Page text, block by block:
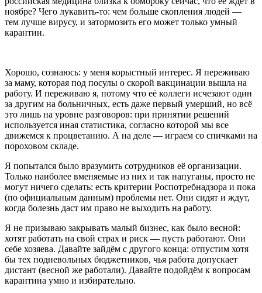
ноябре? Чего лукавить-то: чем больше скопления людей —
тем лучше вирусу, и затормозить его может только умный
карантин.
Хорошо, сознаюсь: у меня корыстный интерес. Я переживаю
за маму, которая под посулы о скорой вакцинации вышла на
работу. И переживаю я, потому что её коллеги исчезают один
за другим на больничных, есть даже первый умерший, но всё
это лишь на уровне разговоров: при принятии решений
используется иная статистика, согласно которой мы все
движемся к процветанию. А на деле — играем со спичками на
пороховом складе.
Я попытался было вразумить сотрудников её организации.
Только наиболее вменяемые из них и так напуганы, просто не
могут ничего сделать: есть критерии Роспотребнадзора и пока
(по официальным данным) проблемы нет. Они сидят и ждут,
когда болезнь даст им право не выходить на работу.
Я не призываю закрывать малый бизнес, как было весной:
хотят работать на свой страх и риск — пусть работают. Они
себе хозяева. Давайте зайдём с другого конца: отпустим хотя
бы тех подневольных бюджетников, чья работа допускает
дистант (весной же работали). Давайте подойдём к вопросам
карантина умно и избирательно.